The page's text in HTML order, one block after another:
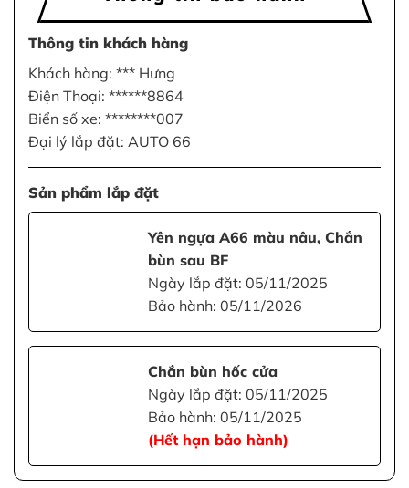
Thông tin khách hàng
Khách hàng: *** Hưng
Điện Thoại: ******8864
Biển số xe: ********007
Đại lý lắp đặt: AUTO 66
Sản phẩm lắp đặt
Yên ngựa A66 màu nâu, Chắn
bùn sau BF
Ngày lắp đặt: 05/11/2025
Bảo hành: 05/11/2026
Chắn bùn hốc cửa
Ngày lắp đặt: 05/11/2025
Bảo hành: 05/11/2025
(Hết hạn bảo hành)